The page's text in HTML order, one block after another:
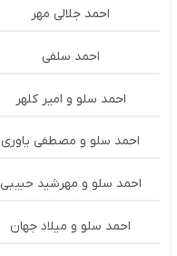
احمد جلالی مهر
احمد سلفی
احمد سلو و امیر کلهر
احمد سلو و مصطفی یاوری
احمد سلو و مهرشید حبیبی
احمد سلو و میلاد جهان